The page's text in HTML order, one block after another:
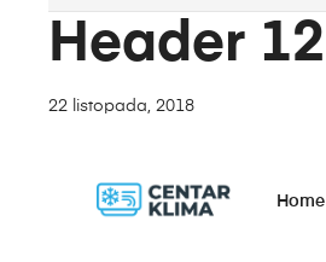
Header 12
22 listopada, 2018
Home